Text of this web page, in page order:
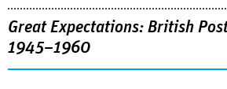
Great Expectations: British
1945–1960